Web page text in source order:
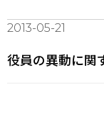
2013-05-21
役員の異動に関